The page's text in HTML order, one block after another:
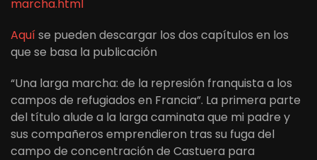
marcha.html
Aquíse pueden descargar los dos capítulos en los
que se basa la publicación
“Una larga marcha: de la represión franquista a los
campos de refugiados en Francia”. La primera parte
del título alude a la larga caminata que mi padre y
sus compañeros emprendieron tras su fuga del
campo de concentración de Castuera para